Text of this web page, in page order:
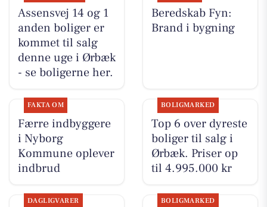
Assensvej 14 og 1
anden boliger er
kommet til salg
denne uge i Ørbæk
- se boligerne her.
Beredskab Fyn:
Brand i bygning
FAKTA OM
Færre indbyggere
i Nyborg
Kommune oplever
indbrud
BOLIGMARKED
Top 6 over dyreste
boliger til salg i
Ørbæk. Priser op
til 4.995.000 kr
DAGLIGVARER BOLIGMARKED